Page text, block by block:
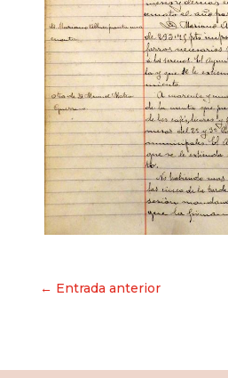
Navegación
← Entrada anterior